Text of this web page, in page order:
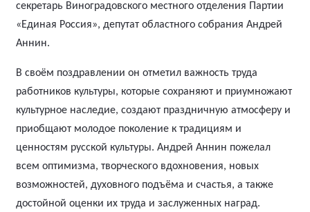
секретарь Виноградовского местного отделения Партии
«Единая Россия», депутат областного собрания Андрей
Аннин.
В своём поздравлении он отметил важность труда
работников культуры, которые сохраняют и приумножают
культурное наследие, создают праздничную атмосферу и
приобщают молодое поколение к традициям и
ценностям русской культуры. Андрей Аннин пожелал
всем оптимизма, творческого вдохновения, новых
возможностей, духовного подъёма и счастья, а также
достойной оценки их труда и заслуженных наград.